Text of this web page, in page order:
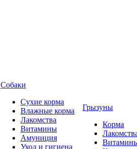
Собаки
Сухие корма
Влажные корма
Лакомства
Витамины
Амуниция
Уход и гигиена
Грызуны
Корма